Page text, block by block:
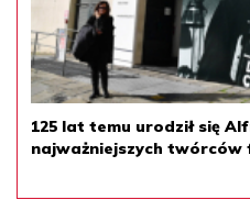
125 lat temu urodził się
najważniejszych twórców